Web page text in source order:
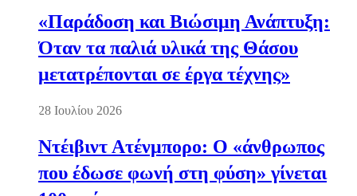
«Παράδοση και Βιώσιμη Ανάπτυξη:
Όταν τα παλιά υλικά της Θάσου
μετατρέπονται σε έργα τέχνης»
28 Ιουλίου 2026
Ντέιβιντ Ατένμπορο: Ο «άνθρωπος
που έδωσε φωνή στη φύση» γίνεται